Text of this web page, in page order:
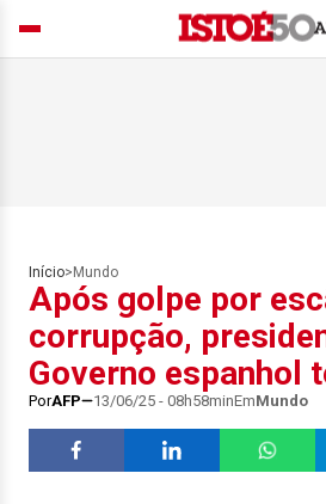
Início> Mundo
Após golpe por
corrupção,
Governo espanhol
PorAFP 13/06/25 - 08h58minEmMundo